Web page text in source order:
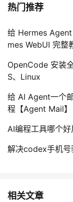
热门推荐
给 Hermes
mes WebUI 完整
OpenCode 安装
S、Linux
给 AI Agent一个
程【Agent Mail】
AI编程工具哪个
解决codex手机号
相关文章